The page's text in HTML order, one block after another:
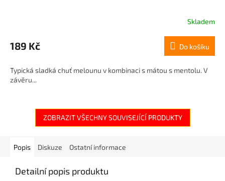
Skladem
189 Kč Do košíku
Typická sladká chuť melounu v kombinaci s mátou s mentolu. V
závěru...
ZOBRAZIT VŠECHNY SOUVISEJÍCÍ PRODUKTY
Popis Diskuze Ostatní informace
Detailní popis produktu